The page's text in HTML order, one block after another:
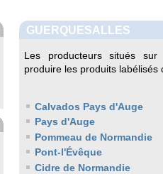
GUERQUESALLES
Les producteurs situés
produire les produits labélisés
Calvados Pays d'Auge
Pays d'Auge
Pommeau de Normandie
Pont-l'Évêque
Cidre de Normandie